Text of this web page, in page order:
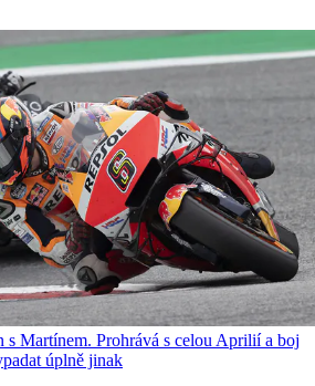
s Martínem. Prohrává s celou Aprilií a boj
úplně jinak